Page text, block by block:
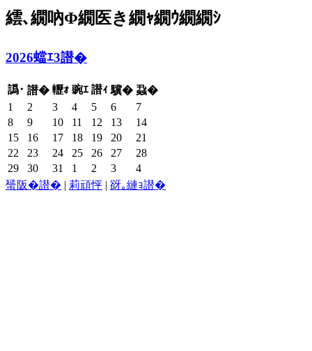
繧､繝吶Φ繝医き繝ｬ繝ｳ繝繝ｼ
2026蟷ｴ3譛�
譌･ 譛� 轣ｫ 豌ｴ 譛ｨ 驥� 蝨�
1
2 3 4 5 6
7
8
9 10 11 12 13
14
15
16 17 18 19 20
21
22
23 24 25 26 27
28
29
30 31 1 2 3
4
蜑阪�譛� | 莉頑怦 | 谺｡縺ｮ譛�